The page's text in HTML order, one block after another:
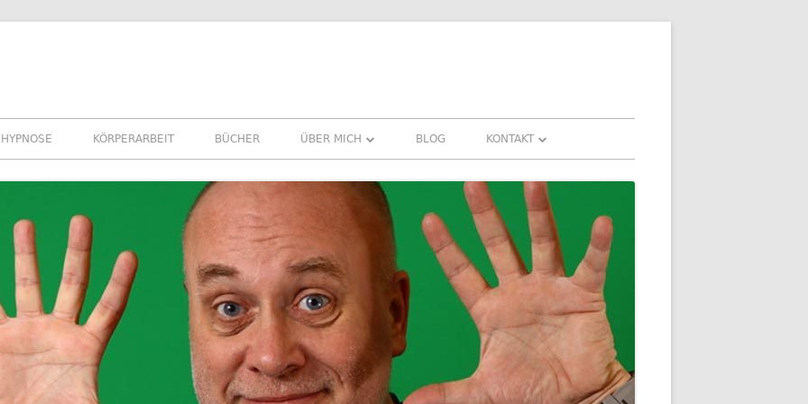
HYPNOSE KÖRPERARBEIT BÜCHER ÜBER MICH
REFERENZEN ERFAHRUNGEN UND
NEWSLETTER
BLOG KONTAKT
DOWNLOADS
FAQ
DATENSCHUTZ
IMPRESSUM